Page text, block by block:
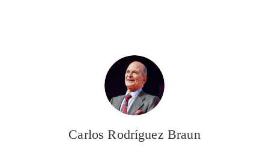
Carlos Rodríguez Braun